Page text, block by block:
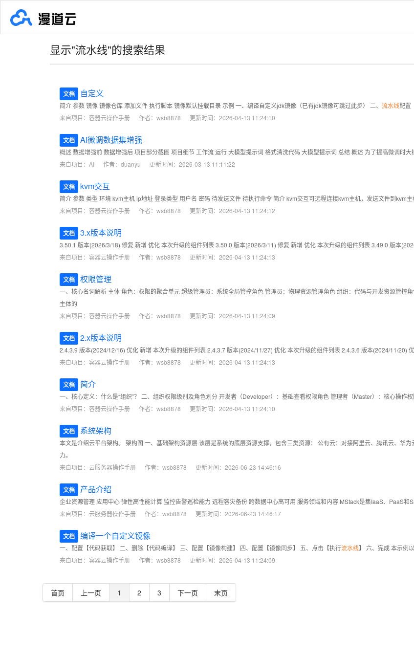
显示"流水线"的搜索结果
文档 自定义
简介 参数 镜像 镜像仓库 添加文件 执行脚本 镜像默认挂载目录 示例 一、编译自定义jdk镜像（已有jdk镜像可跳过此步） 二、 流水线配置
来自项目： 容器云操作手册 作者：wsb8878 更新时间：2026-04-13 11:24:10
文档 AI微调数据集增强
概述 数据增强前 数据增强后 项目部分截图 项目细节 工作流 运行 大模型提示词 格式清洗代码 大模型提示词 总结 概述 为了提高微调时
来自项目： AI 作者：duanyu 更新时间：2026-03-13 11:11:22
文档 kvm交互
简介 参数 类型 环境 kvm主机 ip地址 登录类型 用户名 密码 待发送文件 待执行命令 简介 kvm交互可远程连接kvm主机，发送文件到kvm
来自项目： 容器云操作手册 作者：wsb8878 更新时间：2026-04-13 11:24:12
文档 3.x版本说明
3.50.1 版本(2026/3/18) 修复 新增 优化 本次升级的组件列表 3.50.0 版本(2026/3/11) 修复 新增 优化 本次升级的组件列表 3.49.0 版本
来自项目： 容器云操作手册 作者：wsb8878 更新时间：2026-04-13 11:24:13
文档 权限管理
一、核心名词解析 主体 角色：权限的聚合单元 超级管理员：系统全局管控角色 管理员：物理资源管理角色 组织：代码与开发资源管控
主体的
来自项目： 容器云操作手册 作者：wsb8878 更新时间：2026-04-13 11:24:09
文档 2.x版本说明
2.4.3.9 版本(2024/12/16) 优化 新增 本次升级的组件列表 2.4.3.7 版本(2024/11/27) 优化 本次升级的组件列表 2.4.3.6 版本(2024/11/20) 优
来自项目： 容器云操作手册 作者：wsb8878 更新时间：2026-04-13 11:24:13
文档 简介
一、核心定义：什么是“组织”？ 二、组织权限级别及角色划分 开发者（Developer）：基础查看权限角色 管理者（Master）：核心操作
来自项目： 容器云操作手册 作者：wsb8878 更新时间：2026-04-13 11:24:10
文档 系统架构
本文是介绍云平台架构。 架构图 一、基础架构资源层 该层是系统的底层资源支撑，包含三类资源： 公有云：对接阿里云、腾讯云、华
力。
来自项目： 云服务器操作手册 作者：wsb8878 更新时间：2026-06-23 14:46:16
文档 产品介绍
企业资源管理 应用中心 弹性高性能计算 监控告警巡检能力 远程容灾备份 跨数据中心高可用 服务领域和内容 MStack是集IaaS、PaaS和
来自项目： 云服务器操作手册 作者：wsb8878 更新时间：2026-06-23 14:46:17
文档 编译一个自定义镜像
一、配置【代码获取】 二、删除【代码编译】 三、配置【镜像构建】 四、配置【镜像同步】 五、点击【执行流水线】 六、完成 本示例
来自项目： 容器云操作手册 作者：wsb8878 更新时间：2026-04-13 11:24:09
首页 上一页 1 2 3 下一页 末页